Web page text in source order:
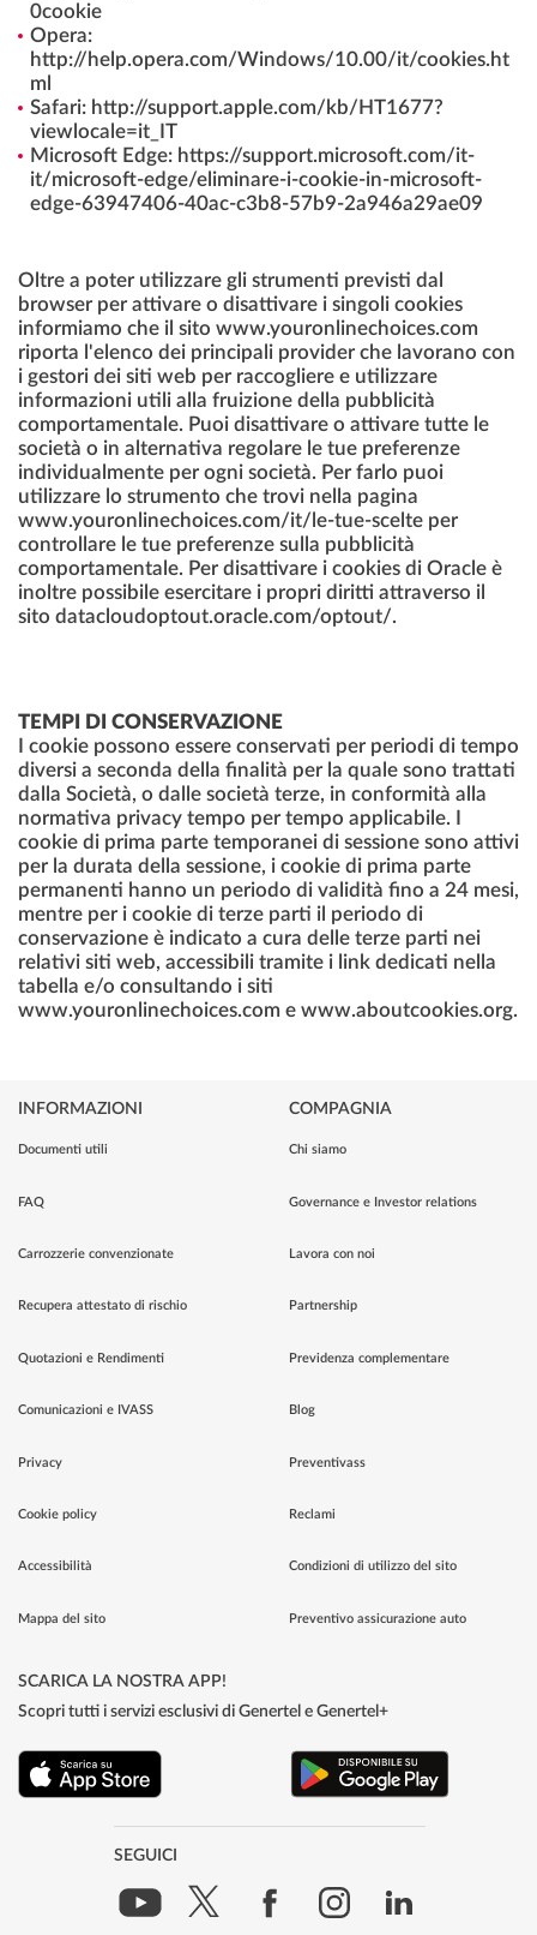
0cookie
Opera:
http://help.opera.com/Windows/10.00/it/cookies.ht
ml
Safari: http://support.apple.com/kb/HT1677?
viewlocale=it_IT
Microsoft Edge: https://support.microsoft.com/it-
it/microsoft-edge/eliminare-i-cookie-in-microsoft-
edge-63947406-40ac-c3b8-57b9-2a946a29ae09
Oltre a poter utilizzare gli strumenti previsti dal
browser per attivare o disattivare i singoli cookies
informiamo che il sito www.youronlinechoices.com
riporta l'elenco dei principali provider che lavorano con
i gestori dei siti web per raccogliere e utilizzare
informazioni utili alla fruizione della pubblicità
comportamentale. Puoi disattivare o attivare tutte le
società o in alternativa regolare le tue preferenze
individualmente per ogni società. Per farlo puoi
utilizzare lo strumento che trovi nella pagina
www.youronlinechoices.com/it/le-tue-scelte per
controllare le tue preferenze sulla pubblicità
comportamentale. Per disattivare i cookies di Oracle è
inoltre possibile esercitare i propri diritti attraverso il
sito datacloudoptout.oracle.com/optout/.
TEMPI DI CONSERVAZIONE
I cookie possono essere conservati per periodi di tempo
diversi a seconda della finalità per la quale sono trattati
dalla Società, o dalle società terze, in conformità alla
normativa privacy tempo per tempo applicabile. I
cookie di prima parte temporanei di sessione sono attivi
per la durata della sessione, i cookie di prima parte
permanenti hanno un periodo di validità fino a 24 mesi,
mentre per i cookie di terze parti il periodo di
conservazione è indicato a cura delle terze parti nei
relativi siti web, accessibili tramite i link dedicati nella
tabella e/o consultando i siti
www.youronlinechoices.com e www.aboutcookies.org.
INFORMAZIONI
Documenti utili
FAQ
Carrozzerie convenzionate
Recupera attestato di rischio
Quotazioni e Rendimenti
Comunicazioni e IVASS
Privacy
Cookie policy
Accessibilità
Mappa del sito
COMPAGNIA
Chi siamo
Governance e Investor relations
Lavora con noi
Partnership
Previdenza complementare
Blog
Preventivass
Reclami
Condizioni di utilizzo del sito
Preventivo assicurazione auto
SCARICA LA NOSTRA APP!
Scopri tutti i servizi esclusivi di Genertel e Genertel+
SEGUICI